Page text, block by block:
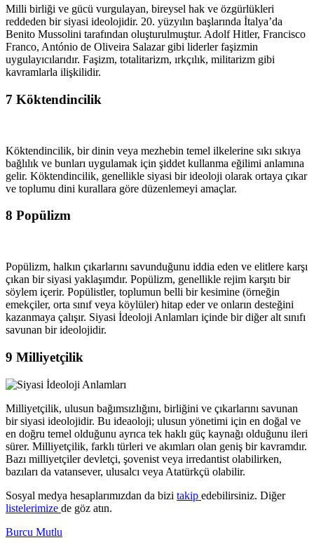
Milli birliği ve gücü vurgulayan, bireysel hak ve özgürlükleri
reddeden bir siyasi ideolojidir. 20. yüzyılın başlarında İtalya’da
Benito Mussolini tarafından oluşturulmuştur. Adolf Hitler, Francisco
Franco, António de Oliveira Salazar gibi liderler faşizmin
uygulayıcılarıdır. Faşizm, totalitarizm, ırkçılık, militarizm gibi
kavramlarla ilişkilidir.
7 Köktendincilik
Köktendincilik, bir dinin veya mezhebin temel ilkelerine sıkı sıkıya
bağlılık ve bunları uygulamak için şiddet kullanma eğilimi anlamına
gelir. Köktendincilik, genellikle siyasi bir ideoloji olarak ortaya çıkar
ve toplumu dini kurallara göre düzenlemeyi amaçlar.
8 Popülizm
Popülizm, halkın çıkarlarını savunduğunu iddia eden ve elitlere karşı
çıkan bir siyasi yaklaşımdır. Popülizm, genellikle rejim karşıtı bir
söylem içerir. Popülistler, toplumun belli bir kesimine (örneğin
emekçiler, orta sınıf veya köylüler) hitap eder ve onların desteğini
kazanmaya çalışır. Siyasi İdeoloji Anlamları içinde bir diğer alt sınıfı
savunan bir ideolojidir.
9 Milliyetçilik
Milliyetçilik, ulusun bağımsızlığını, birliğini ve çıkarlarını savunan
bir siyasi ideolojidir. Bu ideaoloji; ulusun yönetimi için en doğal ve
en doğru temel olduğunu ayrıca tek haklı güç kaynağı olduğunu ileri
sürer. Milliyetçilik, farklı türleri ve akımları olan geniş bir kavramdır.
Bazı milliyetçiler devletçi, şovenist veya irredantist olabilirken,
bazıları da vatansever, ulusalcı veya Atatürkçü olabilir.
Sosyal medya hesaplarımızdan da bizi takip edebilirsiniz. Diğer
listelerimize de göz atın.
Burcu Mutlu